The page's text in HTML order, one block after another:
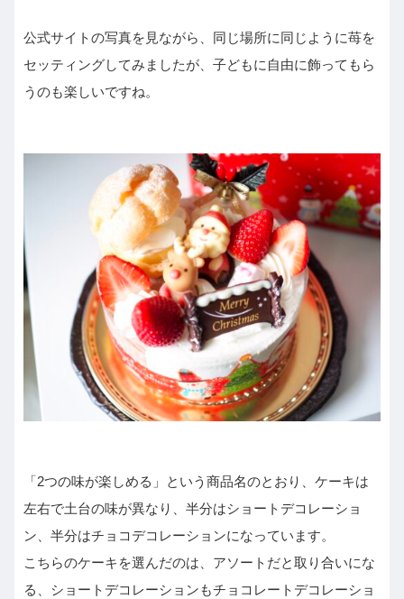
公式サイトの写真を見ながら、同じ場所に同じように苺を
セッティングしてみましたが、子どもに自由に飾ってもら
うのも楽しいですね。
「2つの味が楽しめる」という商品名のとおり、ケーキは
左右で土台の味が異なり、半分はショートデコレーショ
ン、半分はチョコデコレーションになっています。
こちらのケーキを選んだのは、アソートだと取り合いにな
る、ショートデコレーションもチョコレートデコレーショ